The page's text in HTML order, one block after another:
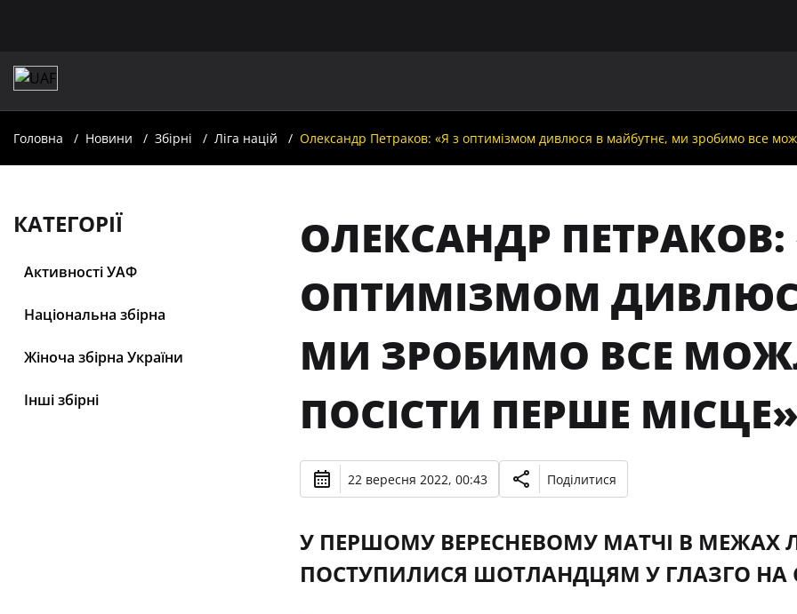
Головна Новини Збірні Ліга націй Олександр Петраков: «Я з оптимізмом дивлюся в майбутнє, ми зробимо все
КАТЕГОРІЇ
Активності УАФ
Національна збірна
Жіноча збірна України
Інші збірні
ОЛЕКСАНДР ПЕТРАКОВ:
ОПТИМІЗМОМ
МИ ЗРОБИМО ВСЕ
ПОСІСТИ ПЕРШЕ МІСЦЕ»
22 вересня 2022, 00:43 Поділитися
У ПЕРШОМУ ВЕРЕСНЕВОМУ МАТЧІ В МЕЖАХ
ПОСТУПИЛИСЯ ШОТЛАНДЦЯМ У ГЛАЗГО НА